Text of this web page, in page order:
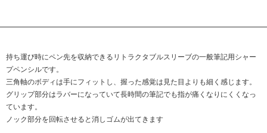
持ち運び時にペン先を収納できるリトラクタブルスリーブの一般筆記用シャー
プペンシルです。
三角軸のボディは手にフィットし、握った感覚は見た目よりも細く感じます。
グリップ部分はラバーになっていて長時間の筆記でも指が痛くなりにくくなっ
ています。
ノック部分を回転させると消しゴムが出てきます